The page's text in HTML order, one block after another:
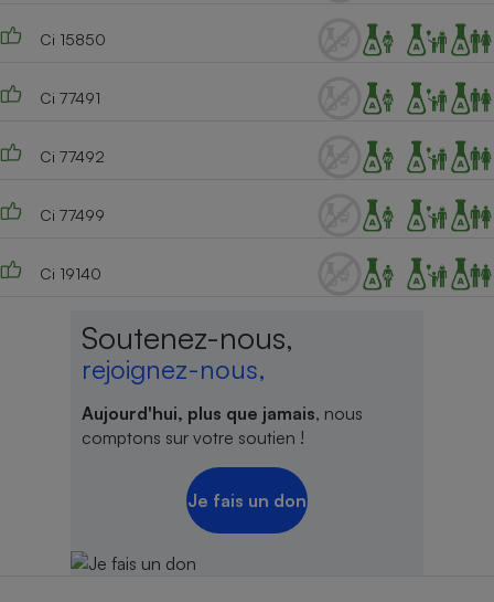
Ci 15850
Ci 77491
Ci 77492
Ci 77499
Ci 19140
Soutenez-nous,
rejoignez-nous,
Aujourd'hui, plus que jamais, nous
comptons sur votre soutien !
Je fais un don